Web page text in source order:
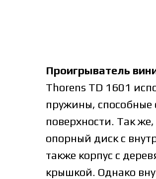
Проигрыватель
Thorens TD 1601
пружины, способные
поверхности. Так
опорный диск с
также корпус с
крышкой. Однако